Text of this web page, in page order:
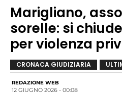
Marigliano,
sorelle: si
per violenza
CRONACA GIUDIZIARIA
REDAZIONE WEB
12 GIUGNO 2026 - 00:08